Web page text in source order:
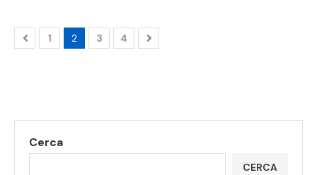
1 2 3 4
Cerca
CERCA